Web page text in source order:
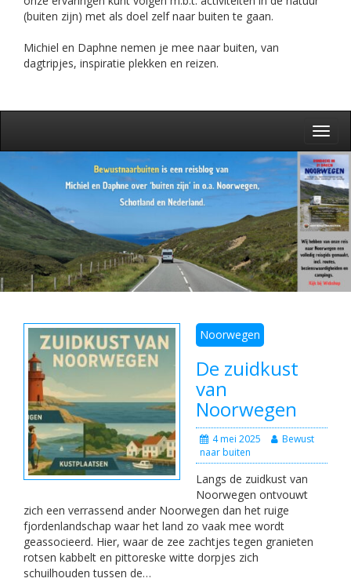
(buiten zijn) met als doel zelf naar buiten te gaan.
Michiel en Daphne nemen je mee naar buiten, van
dagtripjes, inspiratie plekken en reizen.
Noorwegen
De zuidkust
van
Noorwegen
4 mei 2025
Bewust
naar buiten
Langs de zuidkust van
Noorwegen ontvouwt
zich een verrassend ander Noorwegen dan het ruige
fjordenlandschap waar het land zo vaak mee wordt
geassocieerd. Hier, waar de zee zachtjes tegen granieten
rotsen kabbelt en pittoreske witte dorpjes zich
schuilhouden tussen de…